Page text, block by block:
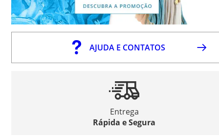
AJUDA E CONTATOS
Entrega
Rápida e Segura